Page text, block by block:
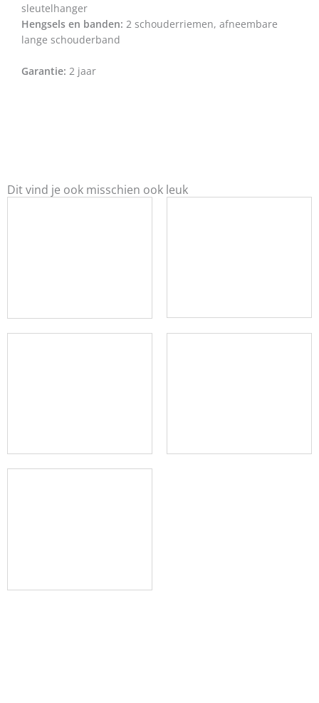
sleutelhanger
Hengsels en banden: 2 schouderriemen, afneembare
lange schouderband
Garantie: 2 jaar
Dit vind je ook misschien ook leuk